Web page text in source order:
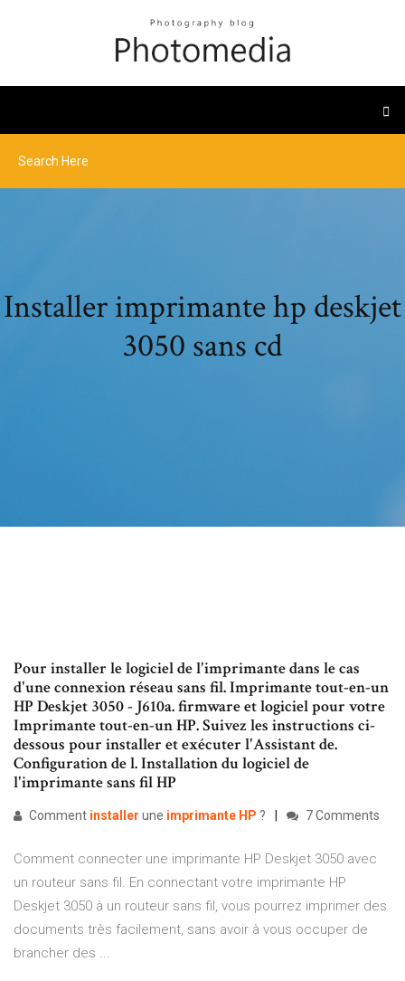
Installer imprimante hp deskjet
3050 sans cd
Pour installer le logiciel de l'imprimante dans le cas
d'une connexion réseau sans fil. Imprimante tout-en-un
HP Deskjet 3050 - J610a. firmware et logiciel pour votre
Imprimante tout-en-un HP. Suivez les instructions ci-
dessous pour installer et exécuter l'Assistant de.
Configuration de l. Installation du logiciel de
l'imprimante sans fil HP
Comment installer une imprimante HP ? 7 Comments
Comment connecter une imprimante HP Deskjet 3050 avec
un routeur sans fil. En connectant votre imprimante HP
Deskjet 3050 à un routeur sans fil, vous pourrez imprimer des
documents très facilement, sans avoir à vous occuper de
brancher des ...